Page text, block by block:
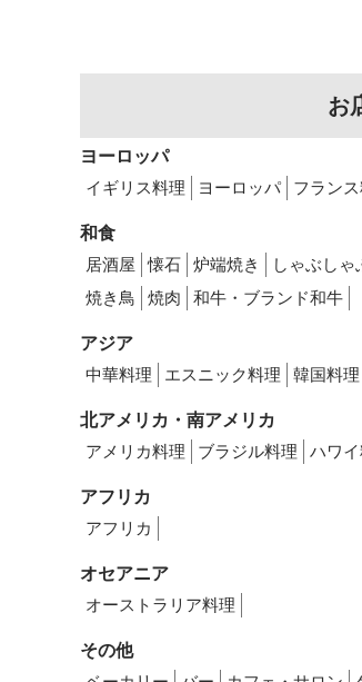
お
ヨーロッパ
イギリス料理
ヨーロッパ フラン
和食
居酒屋
懐石 炉端焼き しゃぶしゃ
焼き鳥
焼肉 和牛・ブランド和牛
アジア
中華料理
エスニック料理 韓国料理
北アメリカ・南アメリカ
アメリカ料理
ブラジル料理 ハワ
アフリカ
アフリカ
オセアニア
オーストラリア料理
その他